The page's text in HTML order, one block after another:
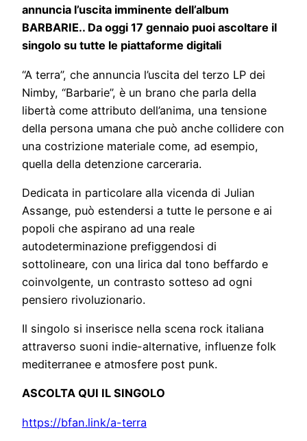
annuncia l’uscita imminente dell’album
BARBARIE.. Da oggi 17 gennaio puoi ascoltare il
singolo su tutte le piattaforme digitali
“A terra”, che annuncia l’uscita del terzo LP dei
Nimby, “Barbarie”, è un brano che parla della
libertà come attributo dell’anima, una tensione
della persona umana che può anche collidere con
una costrizione materiale come, ad esempio,
quella della detenzione carceraria.
Dedicata in particolare alla vicenda di Julian
Assange, può estendersi a tutte le persone e ai
popoli che aspirano ad una reale
autodeterminazione prefiggendosi di
sottolineare, con una lirica dal tono beffardo e
coinvolgente, un contrasto sotteso ad ogni
pensiero rivoluzionario.
Il singolo si inserisce nella scena rock italiana
attraverso suoni indie-alternative, influenze folk
mediterranee e atmosfere post punk.
ASCOLTA QUI IL SINGOLO
https://bfan.link/a-terra